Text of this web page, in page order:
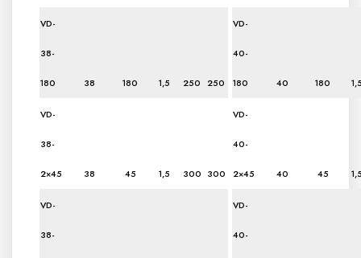
VD-
38-
180 38 180 1,5 250 250
VD-
40-
180 40 180
VD-
38-
2×45 38 45 1,5 300 300
VD-
40-
2×45 40 45
VD-
38-
VD-
40-